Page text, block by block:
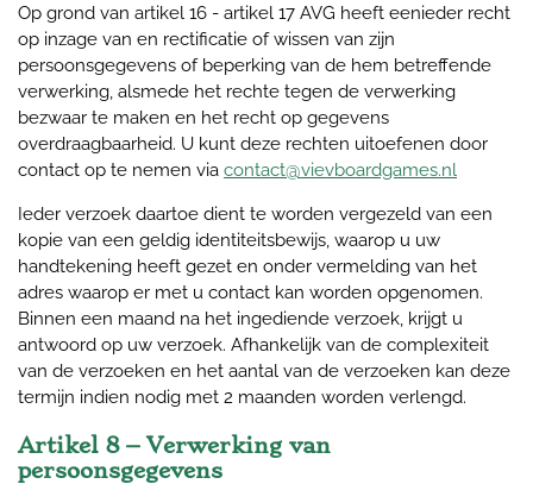
Op grond van artikel 16 - artikel 17 AVG heeft eenieder recht
op inzage van en rectificatie of wissen van zijn
persoonsgegevens of beperking van de hem betreffende
verwerking, alsmede het rechte tegen de verwerking
bezwaar te maken en het recht op gegevens
overdraagbaarheid. U kunt deze rechten uitoefenen door
contact op te nemen via contact@vievboardgames.nl
Ieder verzoek daartoe dient te worden vergezeld van een
kopie van een geldig identiteitsbewijs, waarop u uw
handtekening heeft gezet en onder vermelding van het
adres waarop er met u contact kan worden opgenomen.
Binnen een maand na het ingediende verzoek, krijgt u
antwoord op uw verzoek. Afhankelijk van de complexiteit
van de verzoeken en het aantal van de verzoeken kan deze
termijn indien nodig met 2 maanden worden verlengd.
Artikel 8 – Verwerking van
persoonsgegevens